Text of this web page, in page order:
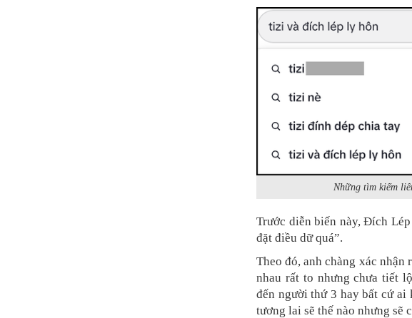
Những tìm kiếm
Trước diễn biến này, Đích
đặt điều dữ quá”.
Theo đó, anh chàng xác nhận
nhau rất to nhưng chưa tiết
đến người thứ 3 hay bất cứ ai
tương lai sẽ thế nào nhưng sẽ